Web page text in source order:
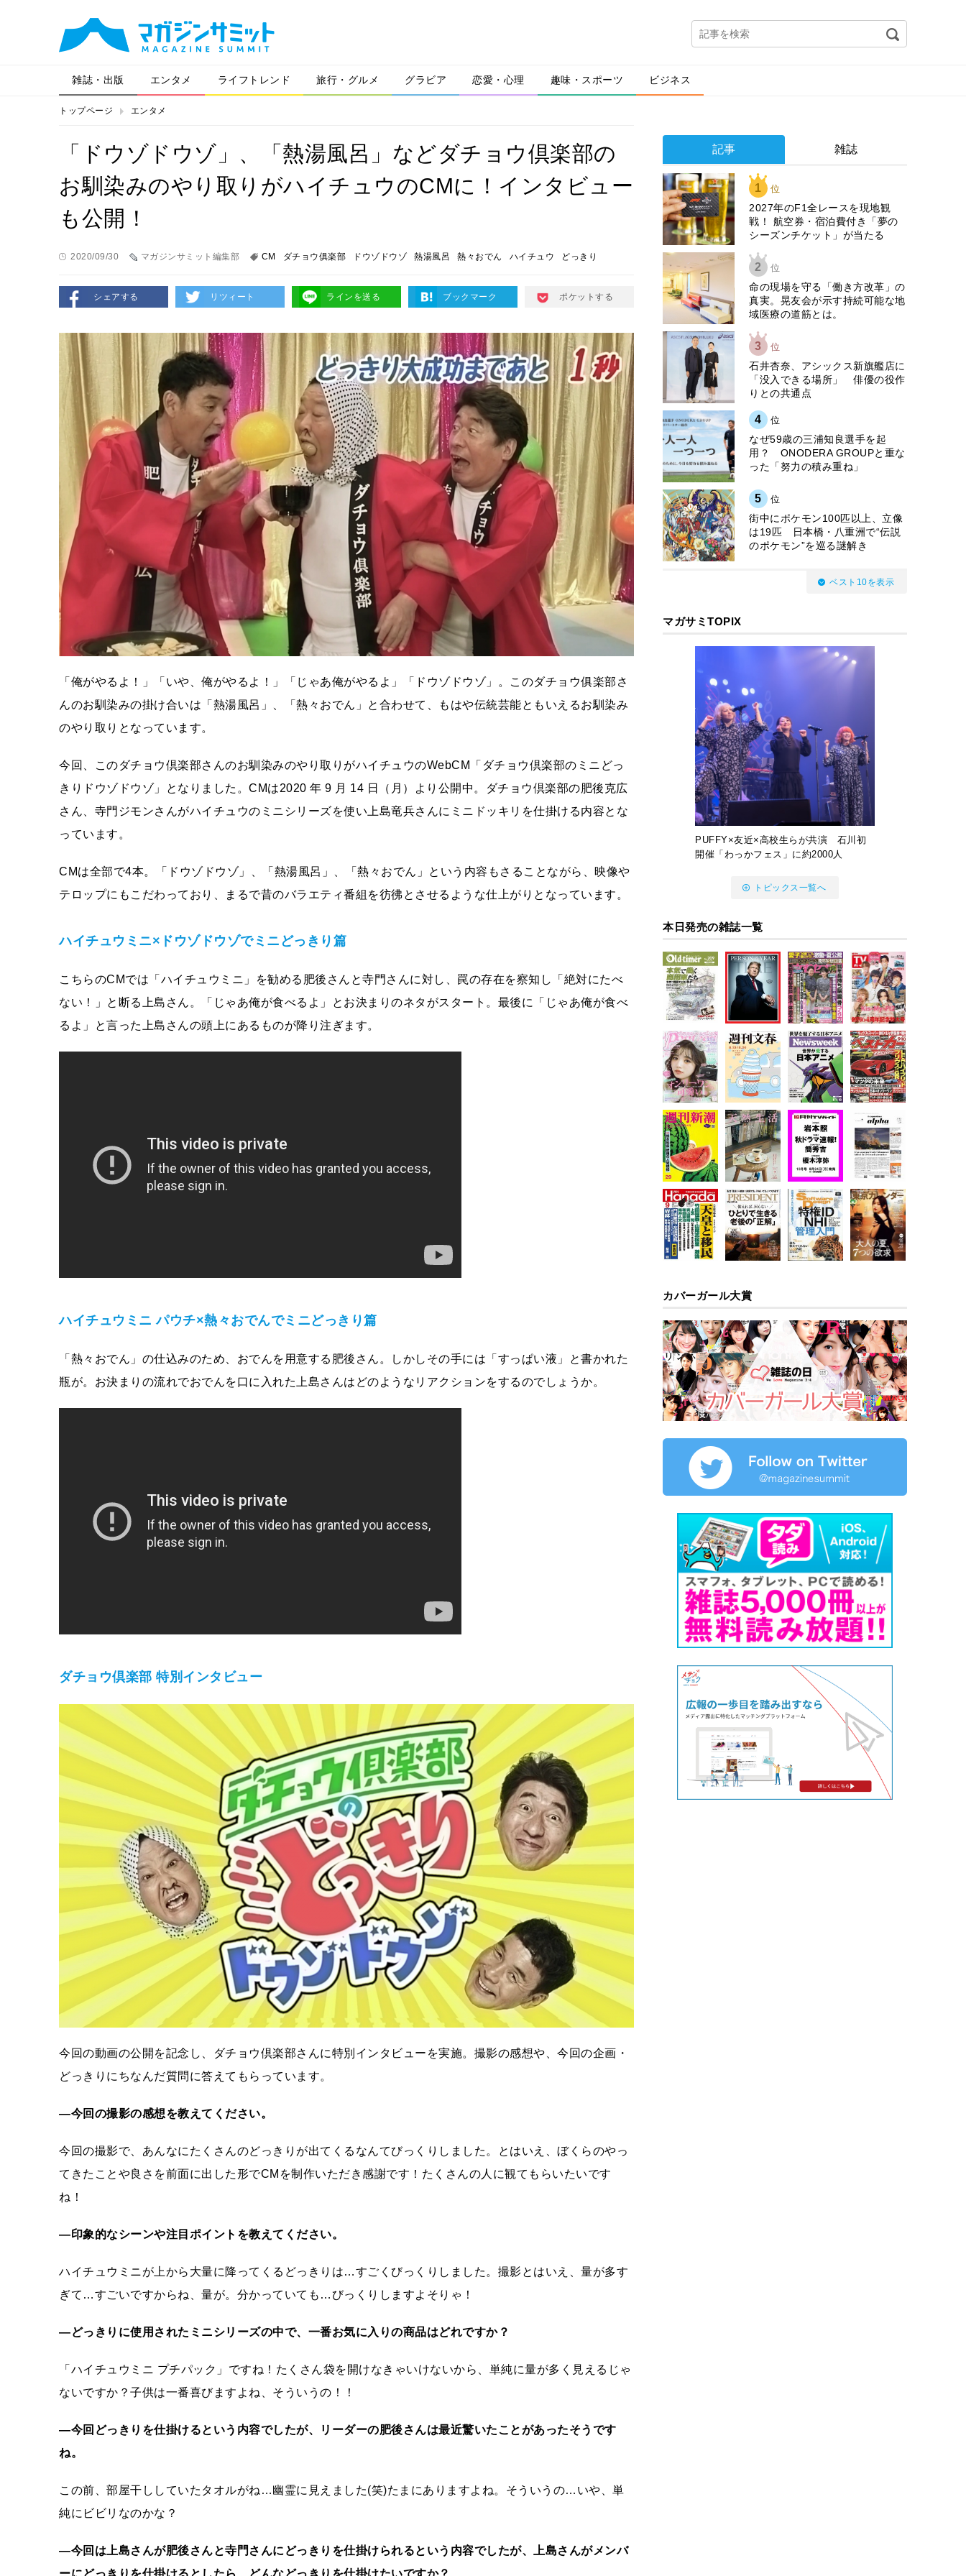
雑誌・出版 エンタメ ライフトレンド 旅行・グルメ グラビア 恋愛・心理 趣味・スポーツ ビジネス
トップページ エンタメ
「ドウゾドウゾ」、「熱湯風呂」などダチョウ倶楽部の
お馴染みのやり取りがハイチュウのCMに！インタビュー
も公開！
2020/09/30 マガジンサミット編集部 CM ダチョウ俱楽部 ドウゾドウゾ 熱湯風呂 熱々おでん ハイチュウ どっきり
シェアする リツィート ラインを送る ブックマーク ポケットする
「俺がやるよ！」「いや、俺がやるよ！」「じゃあ俺がやるよ」「ドウゾドウゾ」。このダチョウ俱楽部さ
んのお馴染みの掛け合いは「熱湯風呂」、「熱々おでん」と合わせて、もはや伝統芸能ともいえるお馴染み
のやり取りとなっています。
今回、このダチョウ倶楽部さんのお馴染みのやり取りがハイチュウのWebCM「ダチョウ倶楽部のミニどっ
きりドウゾドウゾ」となりました。CMは2020 年 9 月 14 日（月）より公開中。ダチョウ倶楽部の肥後克広
さん、寺門ジモンさんがハイチュウのミニシリーズを使い上島竜兵さんにミニドッキリを仕掛ける内容とな
っています。
CMは全部で4本。「ドウゾドウゾ」、「熱湯風呂」、「熱々おでん」という内容もさることながら、映像や
テロップにもこだわっており、まるで昔のバラエティ番組を彷彿とさせるような仕上がりとなっています。
ハイチュウミニ×ドウゾドウゾでミニどっきり篇
こちらのCMでは「ハイチュウミニ」を勧める肥後さんと寺門さんに対し、罠の存在を察知し「絶対にたべ
ない！」と断る上島さん。「じゃあ俺が食べるよ」とお決まりのネタがスタート。最後に「じゃあ俺が食べ
るよ」と言った上島さんの頭上にあるものが降り注ぎます。
ハイチュウミニパウチ×熱々おでんでミニどっきり篇
「熱々おでん」の仕込みのため、おでんを用意する肥後さん。しかしその手には「すっぱい液」と書かれた
瓶が。お決まりの流れでおでんを口に入れた上島さんはどのようなリアクションをするのでしょうか。
ダチョウ倶楽部 特別インタビュー
今回の動画の公開を記念し、ダチョウ倶楽部さんに特別インタビューを実施。撮影の感想や、今回の企画・
どっきりにちなんだ質問に答えてもらっています。
―今回の撮影の感想を教えてください。
今回の撮影で、あんなにたくさんのどっきりが出てくるなんてびっくりしました。とはいえ、ぼくらのやっ
てきたことや良さを前面に出した形でCMを制作いただき感謝です！たくさんの人に観てもらいたいです
ね！
―印象的なシーンや注目ポイントを教えてください。
ハイチュウミニが上から大量に降ってくるどっきりは…すごくびっくりしました。撮影とはいえ、量が多す
ぎて…すごいですからね、量が。分かっていても…びっくりしますよそりゃ！
―どっきりに使用されたミニシリーズの中で、一番お気に入りの商品はどれですか？
「ハイチュウミニ プチパック」ですね！たくさん袋を開けなきゃいけないから、単純に量が多く見えるじゃ
ないですか？子供は一番喜びますよね、そういうの！！
―今回どっきりを仕掛けるという内容でしたが、リーダーの肥後さんは最近驚いたことがあったそうです
ね。
この前、部屋干ししていたタオルがね…幽霊に見えました(笑)たまにありますよね。そういうの…いや、単
純にビビリなのかな？
―今回は上島さんが肥後さんと寺門さんにどっきりを仕掛けられるという内容でしたが、上島さんがメンバ
ーにどっきりを仕掛けるとしたら、どんなどっきりを仕掛けたいですか？
記事 雑誌
1 位
2027年のF1全レースを現地観
戦！ 航空券・宿泊費付き「夢の
シーズンチケット」が当たる
2 位
​命の現場を守る「働き方改革」の
真実。晃友会が示す持続可能な地
域医療の道筋とは。
3 位
石井杏奈、アシックス新旗艦店に
「没入できる場所」 俳優の役作
りとの共通点
4 位
なぜ59歳の三浦知良選手を起
用？ ONODERA GROUPと重な
った「努力の積み重ね」
5 位
街中にポケモン100匹以上、立像
は19匹 日本橋・八重洲で“伝説
のポケモン”を巡る謎解き
ベスト10を表示
マガサミTOPIX
PUFFY×友近×高校生らが共演 石川初
開催「わっかフェス」に約2000人
トピックス一覧へ
本日発売の雑誌一覧
カバーガール大賞